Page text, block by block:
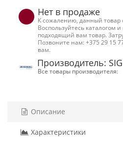
Нет в продаже
К сожалению, данный товар
Воспользуйтесь каталогом
подходящий вам товар.
Позвоните нам: +375 29 15
вам.
Производитель:
Все товары производителя:
Описание
Характеристики